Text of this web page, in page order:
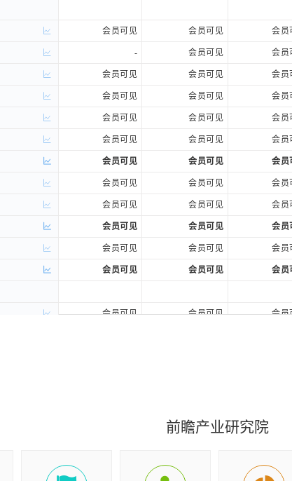
会员可见 会员可见 会员
- 会员可见 会员
会员可见 会员可见 会员
会员可见 会员可见 会员
会员可见 会员可见 会员
会员可见 会员可见 会员
会员可见 会员可见 会员
会员可见 会员可见 会员
会员可见 会员可见 会员
会员可见 会员可见 会员
会员可见 会员可见 会员
会员可见 会员可见 会员
会员可见 会员可见 会员
会员
前瞻产业研究院